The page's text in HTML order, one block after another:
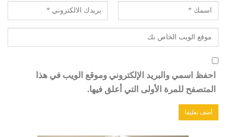
احفظ اسمي والبريد الإلكتروني وموقع الويب في هذا
المتصفح للمرة الأولى التي أعلق فيها.